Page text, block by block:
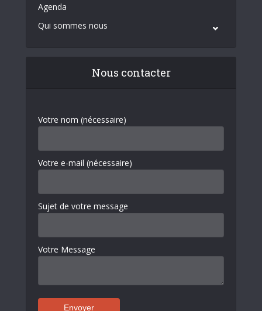
Agenda
Qui sommes nous
Nous contacter
Votre nom (nécessaire)
Votre e-mail (nécessaire)
Sujet de votre message
Votre Message